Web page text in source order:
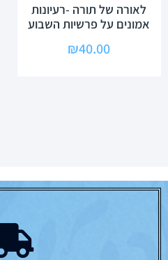
לאורה של תורה -רעיונות
אמונים על פרשיות השבוע
₪40.00